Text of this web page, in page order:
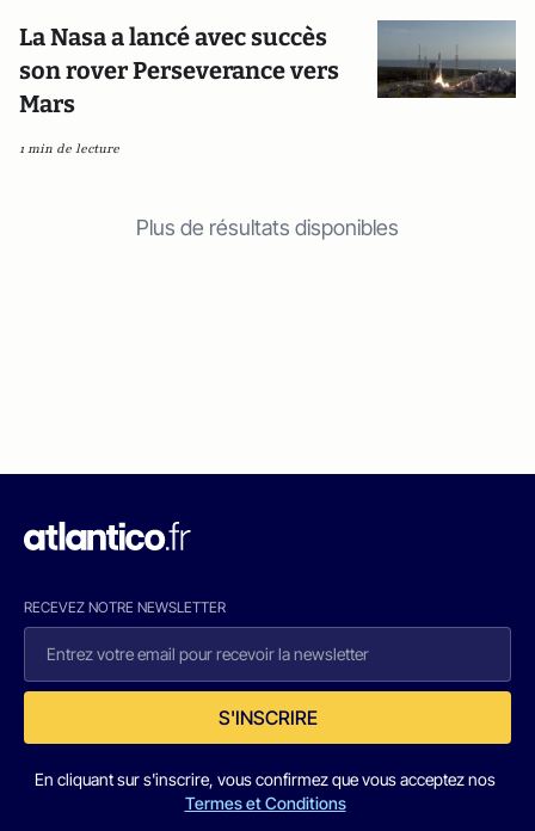
La Nasa a lancé avec succès
son rover Perseverance vers
Mars
1 min de lecture
Plus de résultats disponibles
RECEVEZ NOTRE NEWSLETTER
S'INSCRIRE
En cliquant sur s'inscrire, vous confirmez que vous acceptez nos
Termes et Conditions